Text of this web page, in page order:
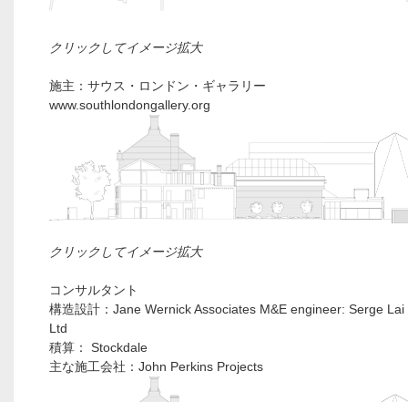
クリックしてイメージ拡大
施主：サウス・ロンドン・ギャラリー
www.southlondongallery.org
クリックしてイメージ拡大
コンサルタント
構造設計：Jane Wernick Associates M&E engineer: Serge
Ltd
積算： Stockdale
主な施工会社：John Perkins Projects